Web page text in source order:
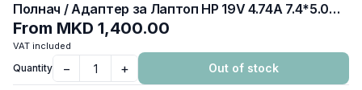
Полнач / Адаптер за Лаптоп HP 19V 4.74A 7.4*5.0MM
From MKD 1,400.00
VAT included
Quantity − + Out of stock